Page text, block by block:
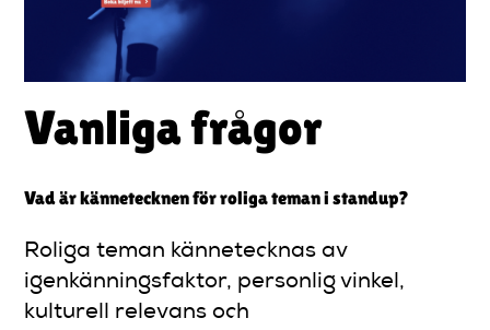
Vanliga frågor
Vad är kännetecknen för roliga teman i standup?
Roliga teman kännetecknas av
igenkänningsfaktor, personlig vinkel,
kulturell relevans och